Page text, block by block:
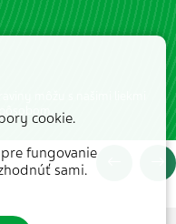
môžu s našimi liekmi
cookie.
fungovanie
sami.